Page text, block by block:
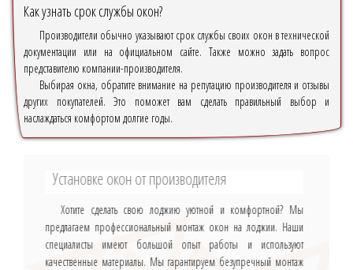
Как узнать срок службы окон?
Производители обычно указывают срок службы своих окон в технической
документации или на официальном сайте. Также можно задать вопрос
представителю компании-производителя.
Выбирая окна, обратите внимание на репутацию производителя и отзывы
других покупателей. Это поможет вам сделать правильный выбор и
наслаждаться комфортом долгие годы.
Установке окон от производителя
Хотите сделать свою лоджию уютной и комфортной? Мы
предлагаем профессиональный монтаж окон на лоджии. Наши
специалисты имеют большой опыт работы и используют
качественные материалы. Мы гарантируем безупречный монтаж